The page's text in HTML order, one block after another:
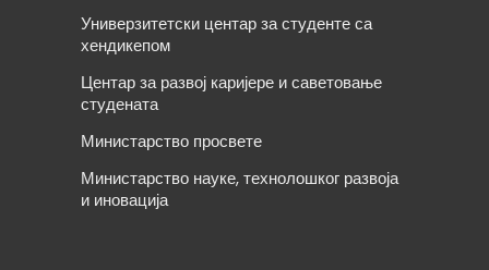
Универзитетски центар за студенте са
хендикепом
Центар за развој каријере и саветовање
студената
Министарство просвете
Министарство науке, технолошког развоја
и иновација